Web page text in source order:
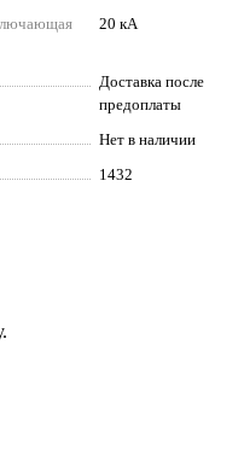
20 кА
Доставка после
предоплаты
Нет в наличии
1432